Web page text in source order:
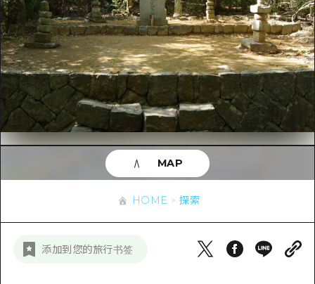
推荐
艺术
活动·庙会
美食·酒水
骑自行车
购物
运动
夜晚生活
列表
Dive!Hiroshima官方向导
广岛随意旅行
广岛市内
安艺
答对了
宫岛周边
探索
列表
广岛市内
安艺
答對了
美北
东山口
活动
应时信息
有用的信息
列表
新闻
HOME 探索
添加到您的旅行书签
MAP